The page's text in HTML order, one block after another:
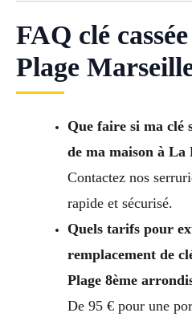
FAQ clé
Plage
Que faire si ma clé
de ma maison à La
Contactez nos
rapide et sécurisé.
Quels tarifs pour
remplacement de
Plage 8ème
De 95 € pour une